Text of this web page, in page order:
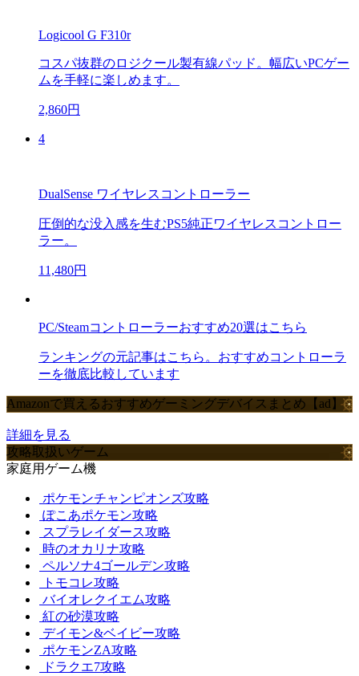
Logicool G F310r
コスパ抜群のロジクール製有線パッド。幅広いPCゲー
ムを手軽に楽しめます。
2,860円
4
DualSense ワイヤレスコントローラー
圧倒的な没入感を生むPS5純正ワイヤレスコントロー
ラー。
11,480円
PC/Steamコントローラーおすすめ20選はこちら
ランキングの元記事はこちら。おすすめコントローラ
ーを徹底比較しています
Amazonで買えるおすすめゲーミングデバイスまとめ【ad】
詳細を見る
攻略取扱いゲーム
家庭用ゲーム機
ポケモンチャンピオンズ攻略
ぽこあポケモン攻略
スプラレイダース攻略
時のオカリナ攻略
ペルソナ4ゴールデン攻略
トモコレ攻略
バイオレクイエム攻略
紅の砂漠攻略
デイモン&ベイビー攻略
ポケモンZA攻略
ドラクエ7攻略